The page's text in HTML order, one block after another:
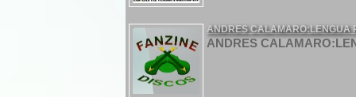
ANDRES CALAMARO:LENGUA
ANDRES